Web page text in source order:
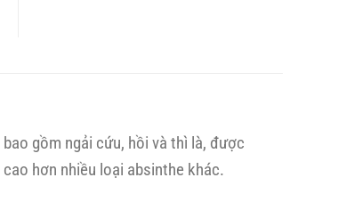
(6
đặc
gồm ngải cứu, hồi và thì là, được
hơn nhiều loại absinthe khác.